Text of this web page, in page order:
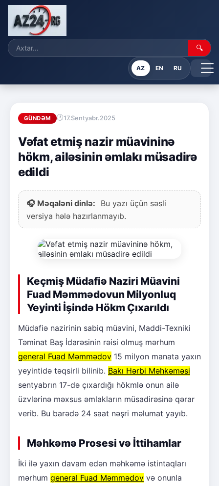
🔍
AZ EN RU
GÜNDƏM 17.Sentyabr.2025
Vəfat etmiş nazir müavininə
hökm, ailəsinin əmlakı müsadirə
edildi
🎧 Məqaləni dinlə:
Bu yazı üçün səsli
versiya hələ hazırlanmayıb.
Keçmiş Müdafiə Naziri Müavini
Fuad Məmmədovun Milyonluq
Yeyinti İşində Hökm Çıxarıldı
Müdafiə nazirinin sabiq müavini, Maddi-Texniki
Təminat Baş İdarəsinin rəisi olmuş mərhum
general Fuad Məmmədov 15 milyon manata yaxın
yeyintidə təqsirli bilinib. Bakı Hərbi Məhkəməsi
sentyabrın 17-də çıxardığı hökmlə onun ailə
üzvlərinə məxsus əmlakların müsadirəsinə qərar
verib. Bu barədə 24 saat nəşri məlumat yayıb.
Məhkəmə Prosesi və İttihamlar
İki ilə yaxın davam edən məhkəmə istintaqları
mərhum general Fuad Məmmədov və onunla